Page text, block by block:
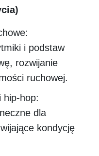
i podstaw
rozwijanie
ruchowej.
hip-hop:
dla
kondycję